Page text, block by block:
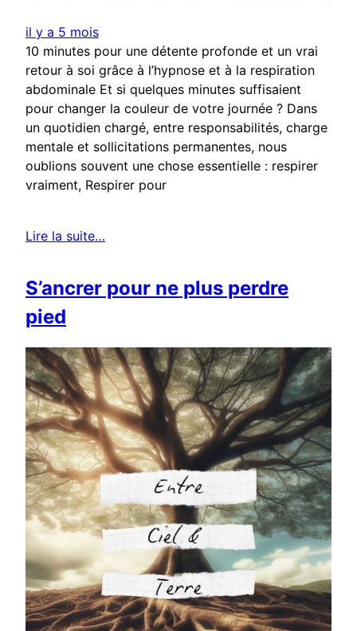
il y a 5 mois
10 minutes pour une détente profonde et un vrai
retour à soi grâce à l’hypnose et à la respiration
abdominale Et si quelques minutes suffisaient
pour changer la couleur de votre journée ? Dans
un quotidien chargé, entre responsabilités, charge
mentale et sollicitations permanentes, nous
oublions souvent une chose essentielle : respirer
vraiment, Respirer pour
Lire la suite…
S’ancrer pour ne plus perdre
pied